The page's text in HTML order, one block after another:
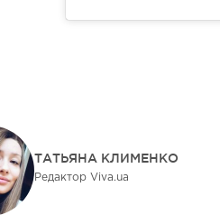
ТАТЬЯНА КЛИМЕНКО
Редактор Viva.ua